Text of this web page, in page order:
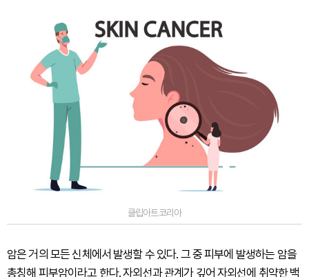
클립아트코리아
암은 거의 모든 신체에서 발생할 수 있다. 그 중 피부에 발생하는 암을
총칭해 피부암이라고 한다. 자외선과 관계가 깊어 자외선에 취약한 백